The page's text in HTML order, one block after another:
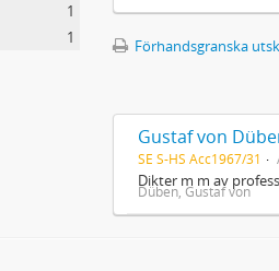
1
1 Förhandsgranska
Gustaf von
SE S-HS Acc1967/31
Dikter m m av
Düben, Gustaf von